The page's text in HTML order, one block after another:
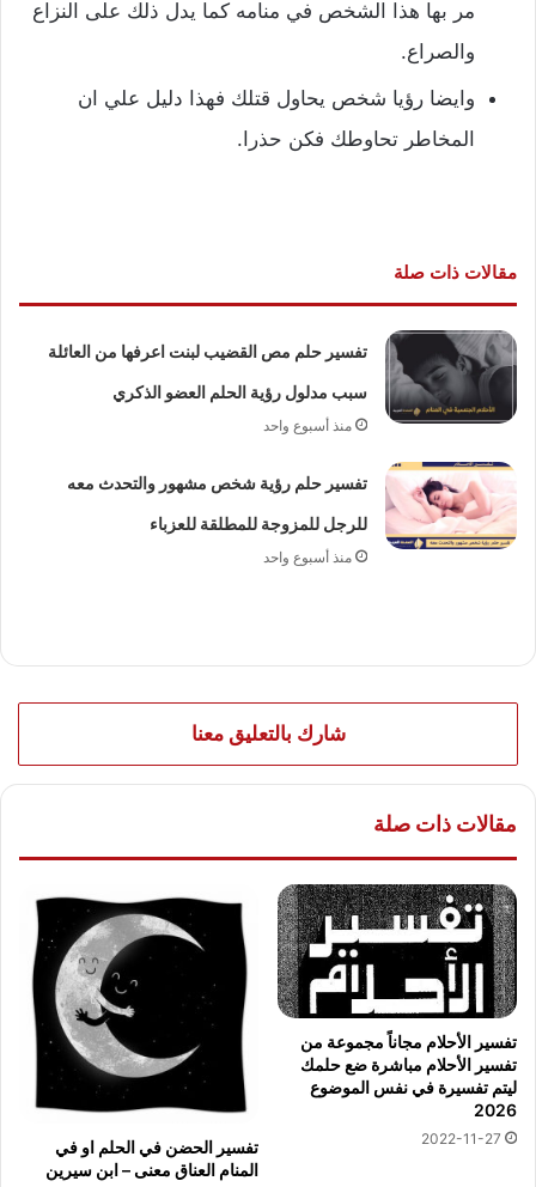
مر بها هذا الشخص في منامه كما يدل ذلك على النزاع
والصراع.
وايضا رؤيا شخص يحاول قتلك فهذا دليل علي ان
المخاطر تحاوطك فكن حذرا.
مقالات ذات صلة
تفسير حلم مص القضيب لبنت اعرفها من العائلة
سبب مدلول رؤية الحلم العضو الذكري
منذ أسبوع واحد
تفسير حلم رؤية شخص مشهور والتحدث معه
للرجل للمزوجة للمطلقة للعزباء
منذ أسبوع واحد
شارك بالتعليق معنا
مقالات ذات صلة
تفسير الأحلام مجاناً مجموعة من
تفسير الأحلام مباشرة ضع حلمك
ليتم تفسيرة في نفس الموضوع
2026
2022-11-27
تفسير الحضن في الحلم او في
المنام العناق معنى – ابن سيرين